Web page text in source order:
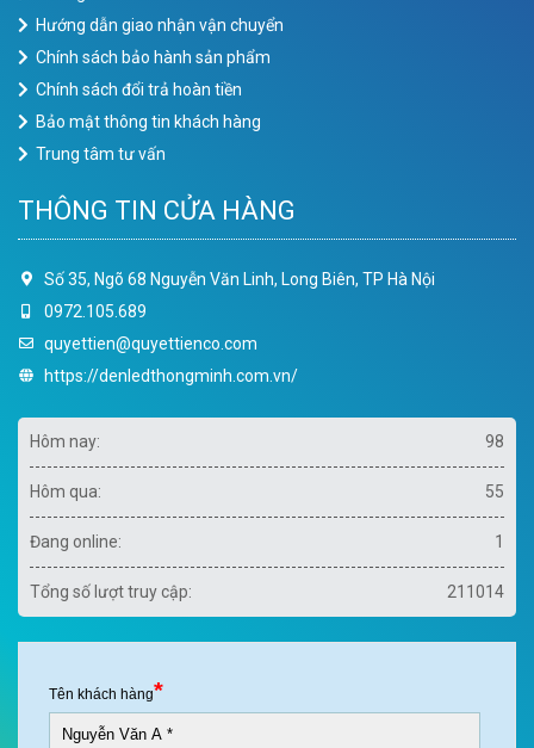
Hướng dẫn giao nhận vận chuyển
Chính sách bảo hành sản phẩm
Chính sách đổi trả hoàn tiền
Bảo mật thông tin khách hàng
Trung tâm tư vấn
THÔNG TIN CỬA HÀNG
Số 35, Ngõ 68 Nguyễn Văn Linh, Long Biên, TP Hà Nội
0972.105.689
quyettien@quyettienco.com
https://denledthongminh.com.vn/
98
Hôm nay:
55
Hôm qua:
1
Đang online:
211014
Tổng số lượt truy cập: